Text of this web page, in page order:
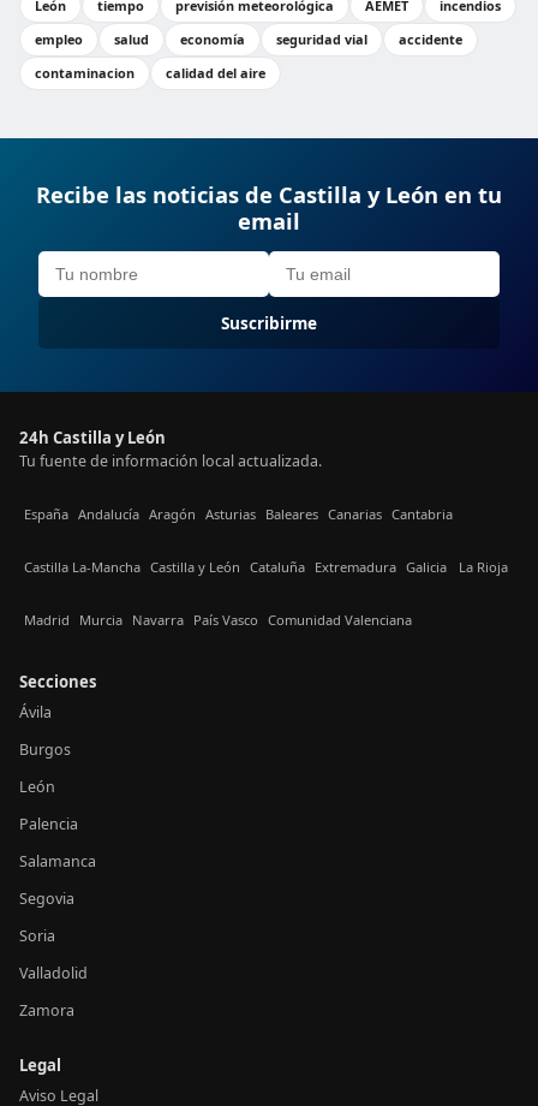
León
tiempo previsión meteorológica AEMET
incendios
empleo
salud economía seguridad vial
accidente
contaminacion
calidad del aire
Recibe las noticias de Castilla y León en tu
email
Suscribirme
24h Castilla y León
Tu fuente de información local actualizada.
España Andalucía Aragón Asturias Baleares Canarias Cantabria
Castilla La-Mancha Castilla y León Cataluña Extremadura Galicia La Rioja
Madrid Murcia Navarra País Vasco Comunidad Valenciana
Secciones
Ávila
Burgos
León
Palencia
Salamanca
Segovia
Soria
Valladolid
Zamora
Legal
Aviso Legal